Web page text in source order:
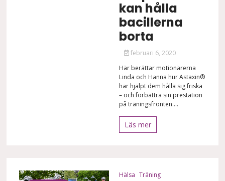
kan hålla
bacillerna
borta
februari 6, 2020
Här berättar motionärerna
Linda och Hanna hur Astaxin®
har hjälpt dem hålla sig friska
– och förbättra sin prestation
på träningsfronten....
Läs mer
Hälsa Träning